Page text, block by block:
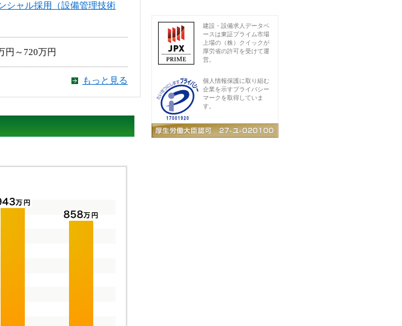
シャル採用（設備管理技術
円～720万円
もっと見る
建設・設備求人データベ
ースは東証プライム市場
上場の（株）クイックが
厚労省の許可を受けて運
営。
個人情報保護に取り組む
企業を示すプライバシー
マークを取得していま
す。